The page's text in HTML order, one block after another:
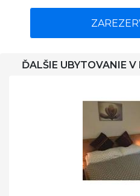
ĎALŠIE UBYTOVANIE